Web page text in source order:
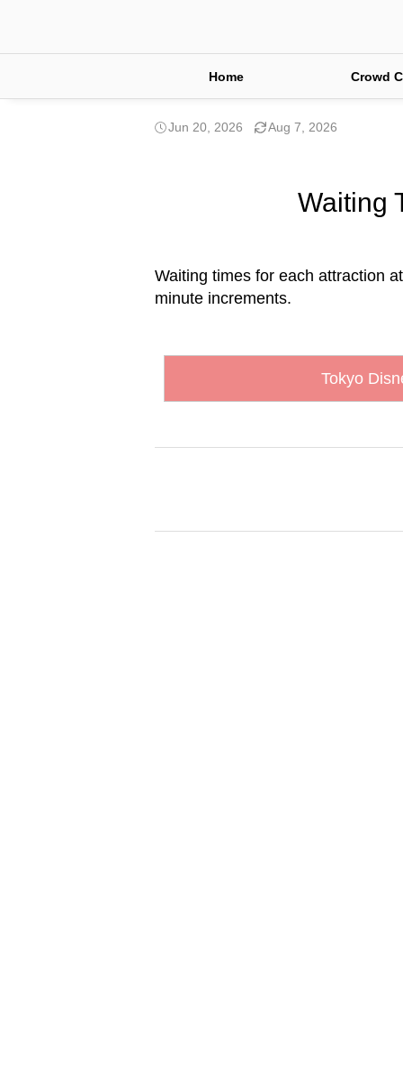
Home Crowd
Jun 20, 2026 Aug 7, 2026
Waiting
Waiting times for each attraction
minute increments.
Tokyo